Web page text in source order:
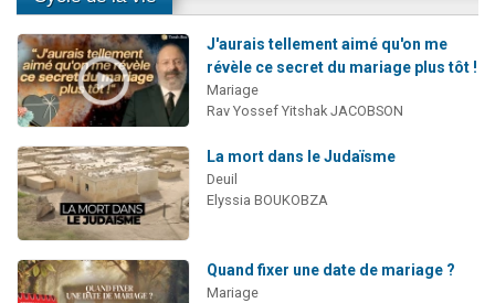
J'aurais tellement aimé qu'on me
révèle ce secret du mariage plus tôt !
Mariage
Rav Yossef Yitshak JACOBSON
La mort dans le Judaïsme
Deuil
Elyssia BOUKOBZA
Quand fixer une date de mariage ?
Mariage